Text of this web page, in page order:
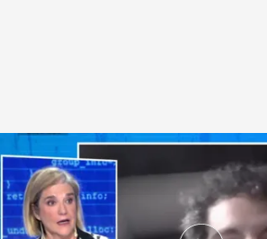
Pilar Rahola y Antonio Naranjo.Cuatro.com
Lara Guerra
12 MAY 2026 - 17:25h.